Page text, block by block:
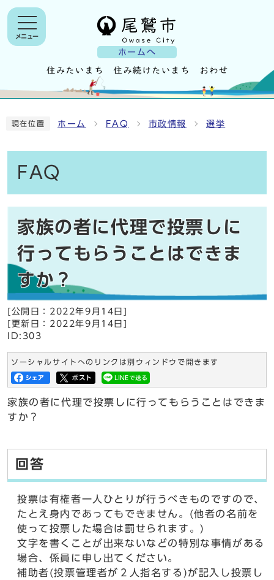
ホームへ
メニュー
現在位置 ホーム FAQ 市政情報 選挙
FAQ
家族の者に代理で投票しに
行ってもらうことはできま
すか？
[公開日：2022年9月14日]
[更新日：2022年9月14日]
ID:303
ソーシャルサイトへのリンクは別ウィンドウで開きます
家族の者に代理で投票しに行ってもらうことはできま
すか？
回答
投票は有権者一人ひとりが行うべきものですので、
たとえ身内であってもできません。(他者の名前を
使って投票した場合は罰せられます。)
文字を書くことが出来ないなどの特別な事情がある
場合、係員に申し出てください。
補助者(投票管理者が２人指名する)が記入し投票し